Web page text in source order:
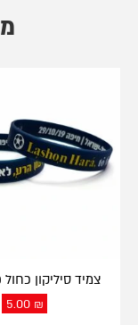
צמיד סיליקון כחול
5.00 ₪